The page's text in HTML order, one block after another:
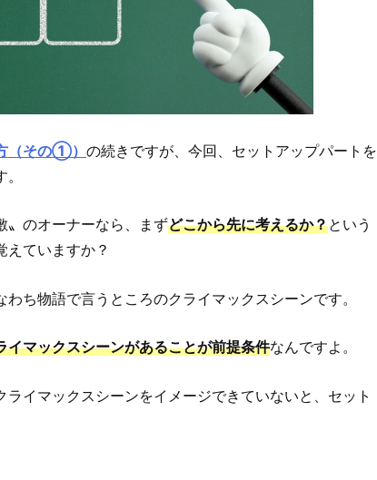
（その①） の続きですが、今回、セットアップパートを
〟のオーナーなら、まずどこから先に考えるか？という
えていますか？
わち物語で言うところのクライマックスシーンです。
イマックスシーンがあることが前提条件なんですよ。
イマックスシーンをイメージできていないと、セット